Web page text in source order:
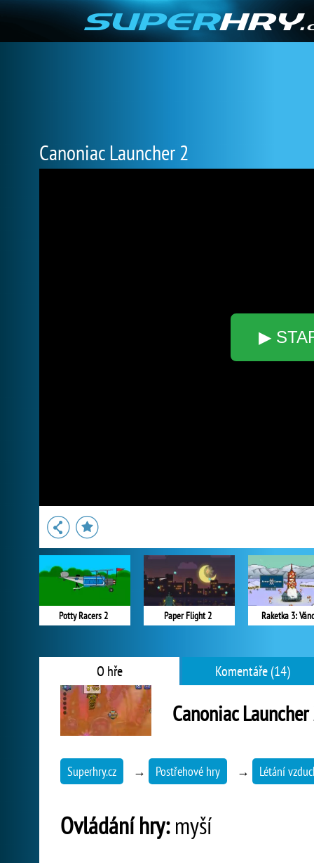
Canoniac Launcher 2
▶
Potty Racers 2 Paper Flight 2 Raketka 3:
O hře Komentáře (14)
Canoniac
Superhry.cz → Postřehové hry → Létání
Ovládání hry:myší